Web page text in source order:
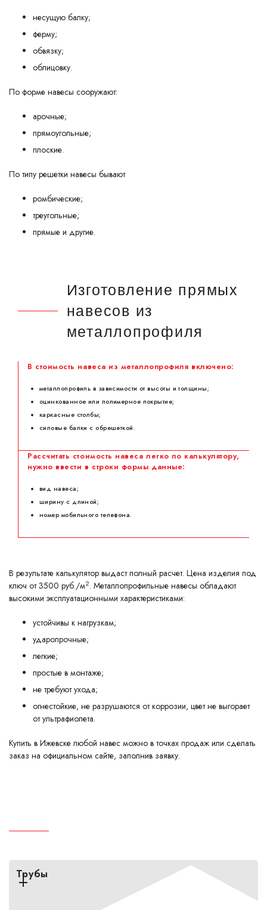
несущую балку;
ферму;
обвязку;
облицовку.
По форме навесы сооружают:
арочные;
прямоугольные;
плоские.
По типу решетки навесы бывают
ромбические;
треугольные;
прямые и другие.
Изготовление прямых
навесов из
металлопрофиля
В стоимость навеса из металлопрофиля включено:
металлопрофиль в зависимости от высоты и толщины;
оцинкованное или полимерное покрытие;
каркасные столбы;
силовые балки с обрешеткой.
Рассчитать стоимость навеса легко по калькулятору,
нужно ввести в строки формы данные:
вид навеса;
ширину с длиной;
номер мобильного телефона.
В результате калькулятор выдаст полный расчет. Цена изделия под
ключ от 3500 руб./м2. Металлопрофильные навесы обладают
высокими эксплуатационными характеристиками:
устойчивы к нагрузкам;
ударопрочные;
легкие;
простые в монтаже;
не требуют ухода;
огнестойкие, не разрушаются от коррозии, цвет не выгорает
от ультрафиолета.
Купить в Ижевске любой навес можно в точках продаж или сделать
заказ на официальном сайте, заполнив заявку.
Трубы